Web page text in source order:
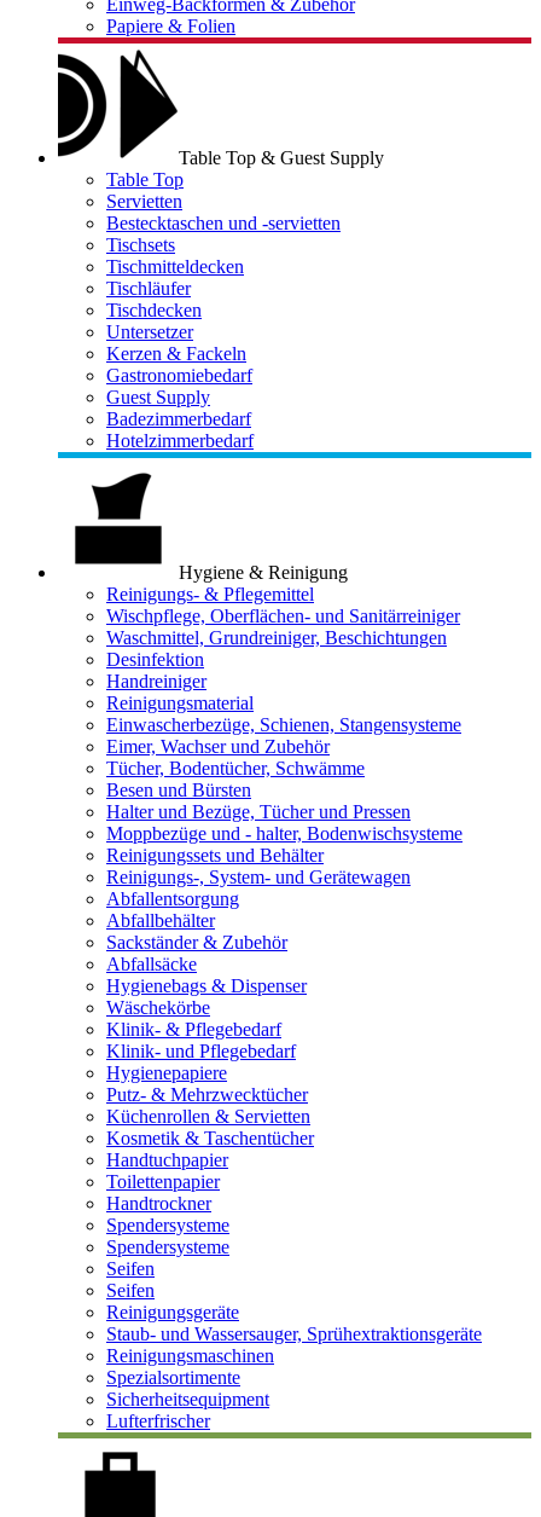
Einweg-Backformen & Zubehör
Papiere & Folien
Table Top & Guest Supply
Table Top
Servietten
Bestecktaschen und -servietten
Tischsets
Tischmitteldecken
Tischläufer
Tischdecken
Untersetzer
Kerzen & Fackeln
Gastronomiebedarf
Guest Supply
Badezimmerbedarf
Hotelzimmerbedarf
Hygiene & Reinigung
Reinigungs- & Pflegemittel
Wischpflege, Oberflächen- und Sanitärreiniger
Waschmittel, Grundreiniger, Beschichtungen
Desinfektion
Handreiniger
Reinigungsmaterial
Einwascherbezüge, Schienen, Stangensysteme
Eimer, Wachser und Zubehör
Tücher, Bodentücher, Schwämme
Besen und Bürsten
Halter und Bezüge, Tücher und Pressen
Moppbezüge und - halter, Bodenwischsysteme
Reinigungssets und Behälter
Reinigungs-, System- und Gerätewagen
Abfallentsorgung
Abfallbehälter
Sackständer & Zubehör
Abfallsäcke
Hygienebags & Dispenser
Wäschekörbe
Klinik- & Pflegebedarf
Klinik- und Pflegebedarf
Hygienepapiere
Putz- & Mehrzwecktücher
Küchenrollen & Servietten
Kosmetik & Taschentücher
Handtuchpapier
Toilettenpapier
Handtrockner
Spendersysteme
Spendersysteme
Seifen
Seifen
Reinigungsgeräte
Staub- und Wassersauger, Sprühextraktionsgeräte
Reinigungsmaschinen
Spezialsortimente
Sicherheitsequipment
Lufterfrischer